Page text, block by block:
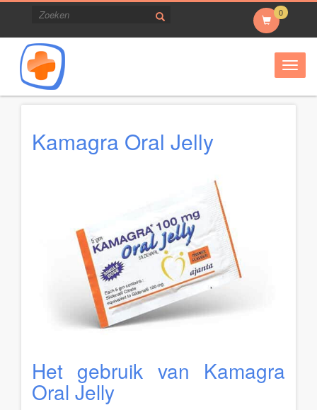
0
Kamagra Oral Jelly
Het gebruik van Kamagra
Oral Jelly